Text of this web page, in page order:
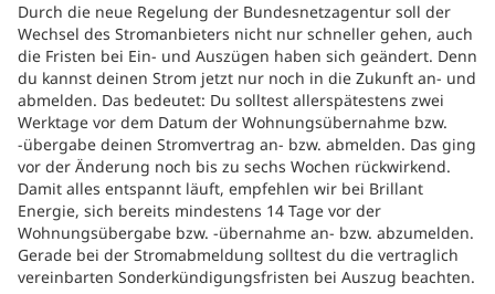
Durch die neue Regelung der Bundesnetzagentur soll der
Wechsel des Stromanbieters nicht nur schneller gehen, auch
die Fristen bei Ein- und Auszügen haben sich geändert. Denn
du kannst deinen Strom jetzt nur noch in die Zukunft an- und
abmelden. Das bedeutet: Du solltest allerspätestens zwei
Werktage vor dem Datum der Wohnungsübernahme bzw.
-übergabe deinen Stromvertrag an- bzw. abmelden. Das ging
vor der Änderung noch bis zu sechs Wochen rückwirkend.
Damit alles entspannt läuft, empfehlen wir bei Brillant
Energie, sich bereits mindestens 14 Tage vor der
Wohnungsübergabe bzw. -übernahme an- bzw. abzumelden.
Gerade bei der Stromabmeldung solltest du die vertraglich
vereinbarten Sonderkündigungsfristen bei Auszug beachten.